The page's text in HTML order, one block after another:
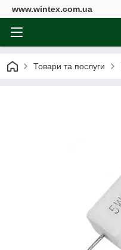
www.wintex.com.ua
Товари та послуги